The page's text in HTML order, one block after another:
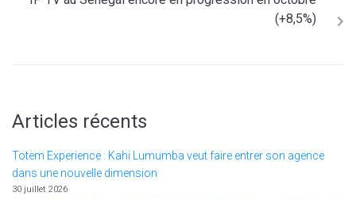
(+8,5%)
Articles récents
Totem Experience : Kahi Lumumba veut faire entrer son agence
dans une nouvelle dimension
30 juillet 2026